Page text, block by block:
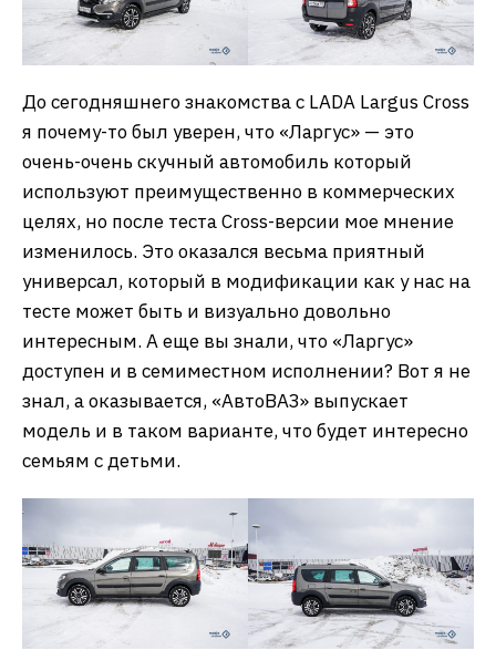
До сегодняшнего знакомства с LADA Largus Cross
я почему-то был уверен, что «Ларгус» — это
очень-очень скучный автомобиль который
используют преимущественно в коммерческих
целях, но после теста Cross-версии мое мнение
изменилось. Это оказался весьма приятный
универсал, который в модификации как у нас на
тесте может быть и визуально довольно
интересным. А еще вы знали, что «Ларгус»
доступен и в семиместном исполнении? Вот я не
знал, а оказывается, «АвтоВАЗ» выпускает
модель и в таком варианте, что будет интересно
семьям с детьми.